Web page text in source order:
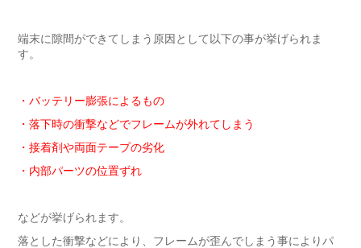
端末に隙間ができてしまう原因として以下の事が挙げられま
す。
・バッテリー膨張によるもの
・落下時の衝撃などでフレームが外れてしまう
・接着剤や両面テープの劣化
・内部パーツの位置ずれ
などが挙げられます。
落とした衝撃などにより、フレームが歪んでしまう事によりパ